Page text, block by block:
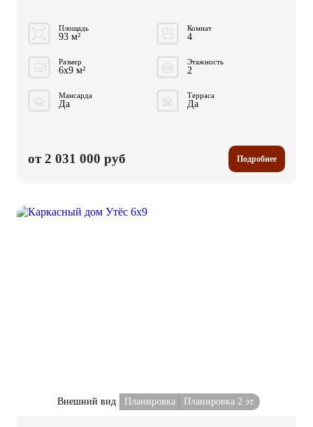
Площадь
93 м²
Комнат
4
Размер
6x9 м²
Этажность
2
Мансарда
Да
Терраса
Да
от 2 031 000 руб Подробнее
Внешний вид Планировка Планировка 2 эт.